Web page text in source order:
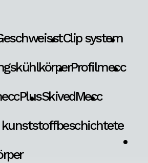
Clip system
Profilmecc
SkivedMecc
kunststoffbeschichtete